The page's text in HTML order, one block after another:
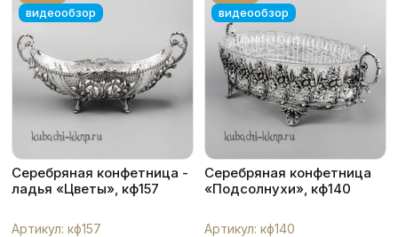
видеообзор
Серебряная конфетница -
ладья «Цветы», кф157
Артикул: кф157
видеообзор
Серебряная конфетница
«Подсолнухи», кф140
Артикул: кф140